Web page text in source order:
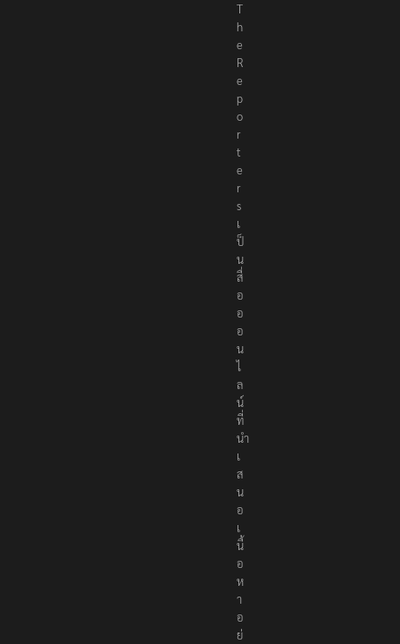
h
e
R
e
p
o
r
t
e
r
s
เ
ป็
น
สื่
อ
อ
อ
น
ไ
ล
น์
ที่
นำ
เ
ส
น
อ
เ
นื้
อ
ห
า
อ
ย่
า